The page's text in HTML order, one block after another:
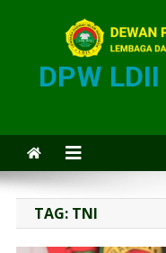
DPW
TAG: TNI